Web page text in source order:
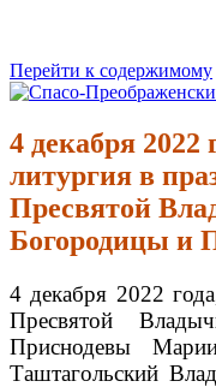
Перейти к содержимому
Спасо-Преображенский
Спасо-Преображенский
4 декабря
литургия в
Пресвятой
Богородицы и
4 декабря 2022
Пресвятой
Приснодевы
Таштагольский